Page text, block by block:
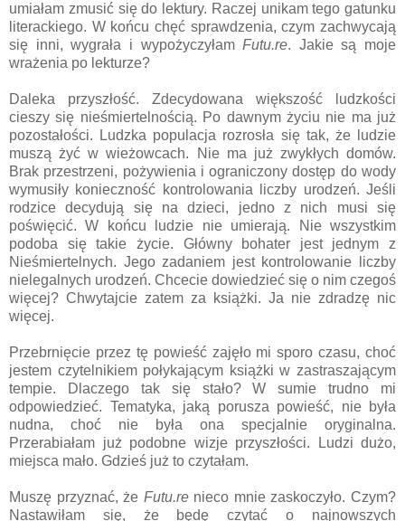
umiałam zmusić się do lektury. Raczej unikam tego gatunku
literackiego. W końcu chęć sprawdzenia, czym zachwycają
się inni, wygrała i wypożyczyłamFutu.re. Jakie są moje
wrażenia po lekturze?
Daleka przyszłość. Zdecydowana większość ludzkości
cieszy się nieśmiertelnością. Po dawnym życiu nie ma już
pozostałości. Ludzka populacja rozrosła się tak, że ludzie
muszą żyć w wieżowcach. Nie ma już zwykłych domów.
Brak przestrzeni, pożywienia i ograniczony dostęp do wody
wymusiły konieczność kontrolowania liczby urodzeń. Jeśli
rodzice decydują się na dzieci, jedno z nich musi się
poświęcić. W końcu ludzie nie umierają. Nie wszystkim
podoba się takie życie. Główny bohater jest jednym z
Nieśmiertelnych. Jego zadaniem jest kontrolowanie liczby
nielegalnych urodzeń. Chcecie dowiedzieć się o nim czegoś
więcej? Chwytajcie zatem za książki. Ja nie zdradzę nic
więcej.
Przebrnięcie przez tę powieść zajęło mi sporo czasu, choć
jestem czytelnikiem połykającym książki w zastraszającym
tempie. Dlaczego tak się stało? W sumie trudno mi
odpowiedzieć. Tematyka, jaką porusza powieść, nie była
nudna, choć nie była ona specjalnie oryginalna.
Przerabiałam już podobne wizje przyszłości. Ludzi dużo,
miejsca mało. Gdzieś już to czytałam.
Muszę przyznać, że Futu.renieco mnie zaskoczyło. Czym?
Nastawiłam się, że będę czytać o najnowszych